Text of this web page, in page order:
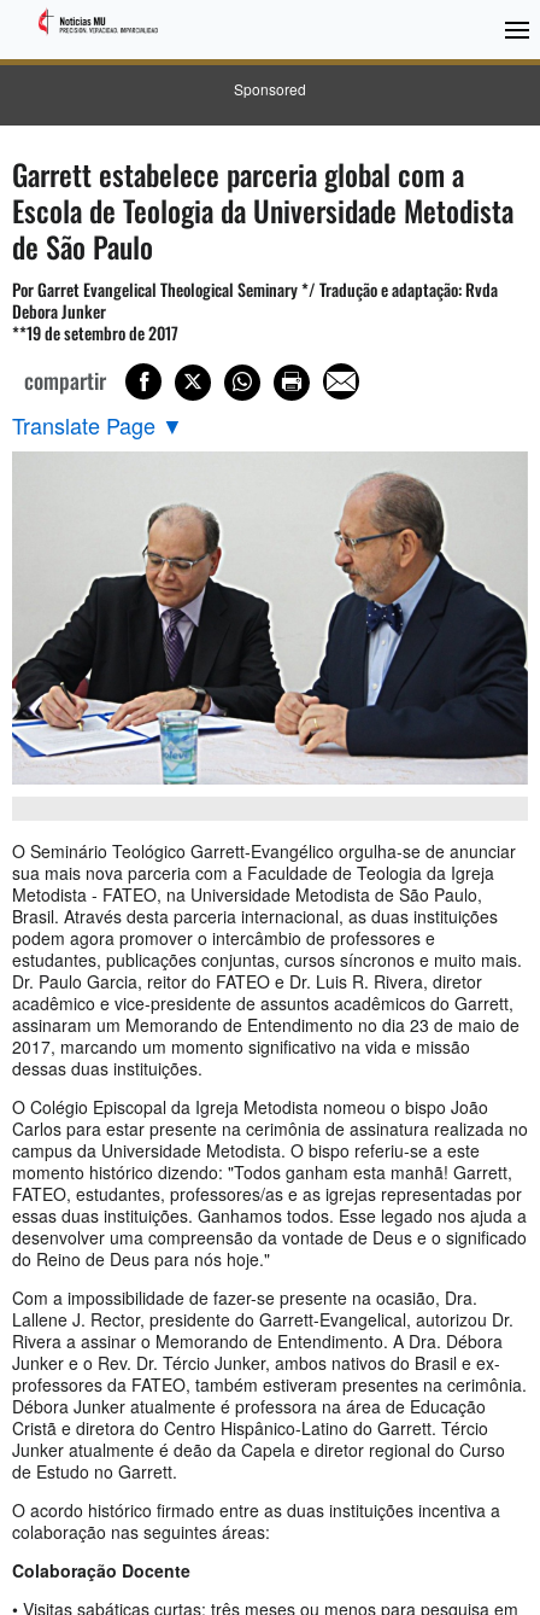
Sponsored
Garrett estabelece parceria global com a
Escola de Teologia da Universidade Metodista
de São Paulo
Por Garret Evangelical Theological Seminary */ Tradução e adaptação: Rvda
Debora Junker
**19 de setembro de 2017
compartir
Translate Page ▼
O Seminário Teológico Garrett-Evangélico orgulha-se de anunciar
sua mais nova parceria com a Faculdade de Teologia da Igreja
Metodista - FATEO, na Universidade Metodista de São Paulo,
Brasil. Através desta parceria internacional, as duas instituições
podem agora promover o intercâmbio de professores e
estudantes, publicações conjuntas, cursos síncronos e muito mais.
Dr. Paulo Garcia, reitor do FATEO e Dr. Luis R. Rivera, diretor
acadêmico e vice-presidente de assuntos acadêmicos do Garrett,
assinaram um Memorando de Entendimento no dia 23 de maio de
2017, marcando um momento significativo na vida e missão
dessas duas instituições.
O Colégio Episcopal da Igreja Metodista nomeou o bispo João
Carlos para estar presente na cerimônia de assinatura realizada no
campus da Universidade Metodista. O bispo referiu-se a este
momento histórico dizendo: "Todos ganham esta manhã! Garrett,
FATEO, estudantes, professores/as e as igrejas representadas por
essas duas instituições. Ganhamos todos. Esse legado nos ajuda a
desenvolver uma compreensão da vontade de Deus e o significado
do Reino de Deus para nós hoje."
Com a impossibilidade de fazer-se presente na ocasião, Dra.
Lallene J. Rector, presidente do Garrett-Evangelical, autorizou Dr.
Rivera a assinar o Memorando de Entendimento. A Dra. Débora
Junker e o Rev. Dr. Tércio Junker, ambos nativos do Brasil e ex-
professores da FATEO, também estiveram presentes na cerimônia.
Débora Junker atualmente é professora na área de Educação
Cristã e diretora do Centro Hispânico-Latino do Garrett. Tércio
Junker atualmente é deão da Capela e diretor regional do Curso
de Estudo no Garrett.
O acordo histórico firmado entre as duas instituições incentiva a
colaboração nas seguintes áreas:
Colaboração Docente
• Visitas sabáticas curtas: três meses ou menos para pesquisa em